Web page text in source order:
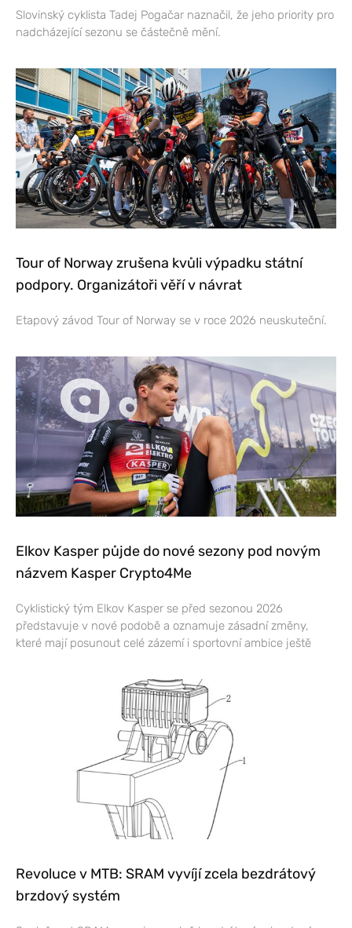
Slovinský cyklista Tadej Pogačar naznačil, že jeho priority pro
nadcházející sezonu se částečně mění.
Tour of Norway zrušena kvůli výpadku státní
podpory. Organizátoři věří v návrat
Etapový závod Tour of Norway se v roce 2026 neuskuteční.
Elkov Kasper půjde do nové sezony pod novým
názvem Kasper Crypto4Me
Cyklistický tým Elkov Kasper se před sezonou 2026
představuje v nové podobě a oznamuje zásadní změny,
které mají posunout celé zázemí i sportovní ambice ještě
Revoluce v MTB: SRAM vyvíjí zcela bezdrátový
brzdový systém